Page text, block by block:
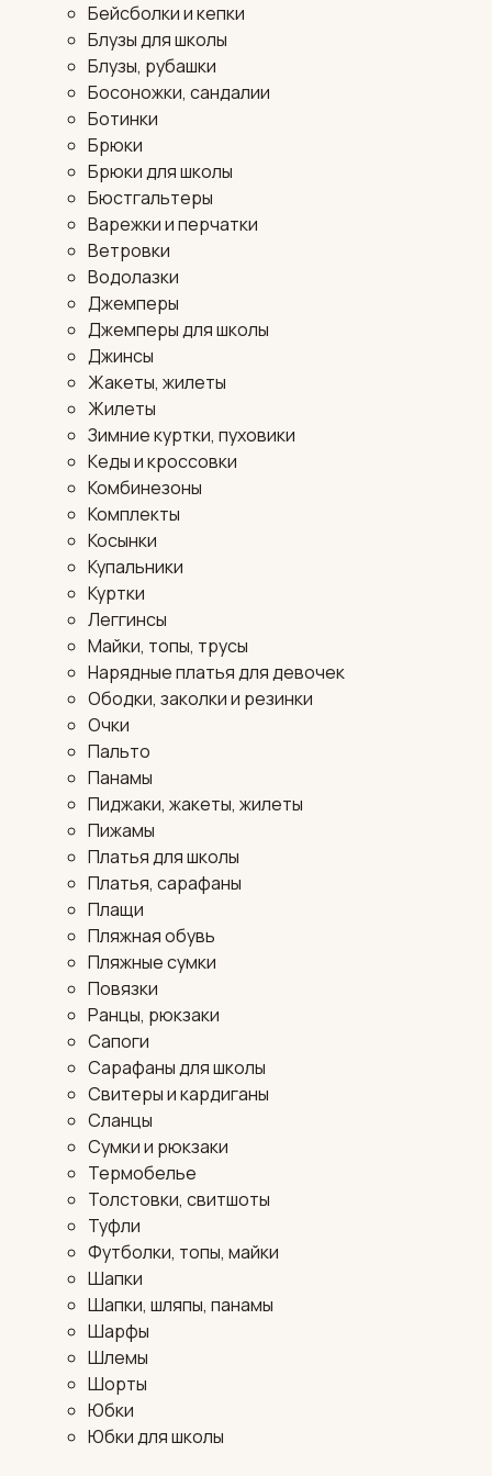
Бейсболки и кепки
Блузы для школы
Блузы, рубашки
Босоножки, сандалии
Ботинки
Брюки
Брюки для школы
Бюстгальтеры
Варежки и перчатки
Ветровки
Водолазки
Джемперы
Джемперы для школы
Джинсы
Жакеты, жилеты
Жилеты
Зимние куртки, пуховики
Кеды и кроссовки
Комбинезоны
Комплекты
Косынки
Купальники
Куртки
Леггинсы
Майки, топы, трусы
Нарядные платья для девочек
Ободки, заколки и резинки
Очки
Пальто
Панамы
Пиджаки, жакеты, жилеты
Пижамы
Платья для школы
Платья, сарафаны
Плащи
Пляжная обувь
Пляжные сумки
Повязки
Ранцы, рюкзаки
Сапоги
Сарафаны для школы
Свитеры и кардиганы
Сланцы
Сумки и рюкзаки
Термобелье
Толстовки, свитшоты
Туфли
Футболки, топы, майки
Шапки
Шапки, шляпы, панамы
Шарфы
Шлемы
Шорты
Юбки
Юбки для школы